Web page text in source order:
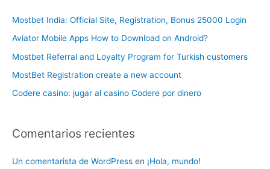
Mostbet India: Official Site, Registration, Bonus 25000 Login
Aviator Mobile Apps How to Download on Android?
Mostbet Referral and Loyalty Program for Turkish customers
MostBet Registration create a new account
Codere casino: jugar al casino Codere por dinero
Comentarios recientes
Un comentarista de WordPress en ¡Hola, mundo!